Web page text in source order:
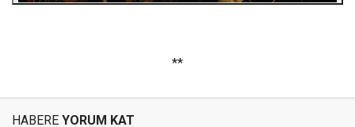
**
HABERE YORUM KAT